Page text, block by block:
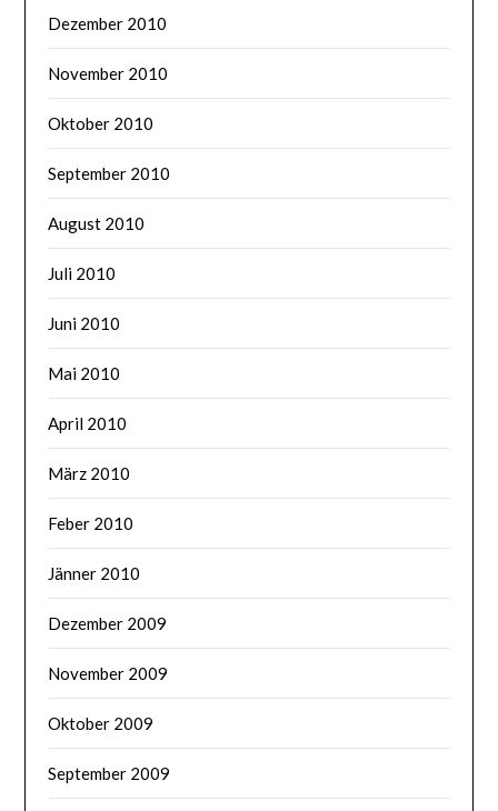
Dezember 2010
November 2010
Oktober 2010
September 2010
August 2010
Juli 2010
Juni 2010
Mai 2010
April 2010
März 2010
Feber 2010
Jänner 2010
Dezember 2009
November 2009
Oktober 2009
September 2009